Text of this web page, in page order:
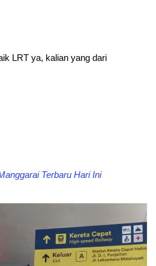
LRT ya, kalian yang dari
Terbaru Hari Ini